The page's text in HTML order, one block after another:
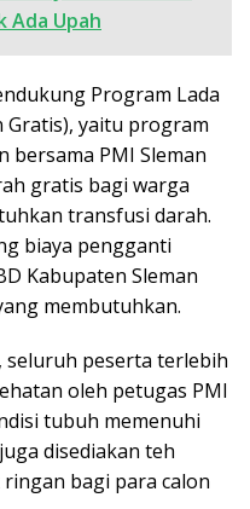
Ada Upah
Program Lada
Gratis), yaitu program
bersama PMI Sleman
gratis bagi warga
transfusi darah.
biaya pengganti
Kabupaten Sleman
membutuhkan.
seluruh peserta terlebih
oleh petugas PMI
tubuh memenuhi
disediakan teh
bagi para calon